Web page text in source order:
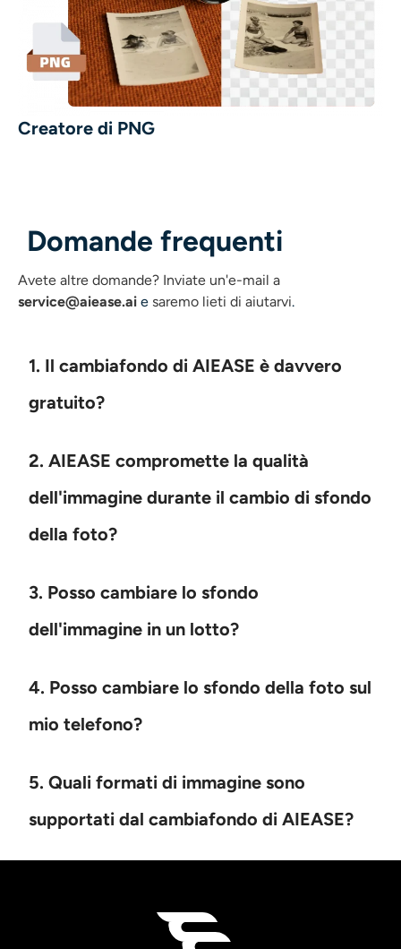
Creatore di PNG
Domande frequenti
Avete altre domande? Inviate un'e-mail a
service@aiease.ai e saremo lieti di aiutarvi.
1. Il cambiafondo di AIEASE è davvero
gratuito?
2. AIEASE compromette la qualità
dell'immagine durante il cambio di sfondo
della foto?
3. Posso cambiare lo sfondo
dell'immagine in un lotto?
4. Posso cambiare lo sfondo della foto sul
mio telefono?
5. Quali formati di immagine sono
supportati dal cambiafondo di AIEASE?